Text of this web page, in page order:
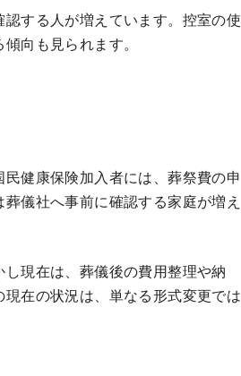
する人が増えています。控室の使
向も見られます。
健康保険加入者には、葬祭費の申
儀社へ事前に確認する家庭が増え
現在は、葬儀後の費用整理や納
在の状況は、単なる形式変更では